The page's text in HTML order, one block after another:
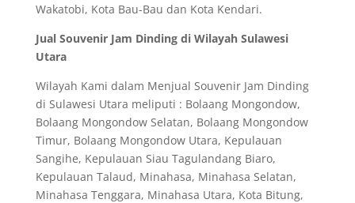
Wakatobi, Kota Bau-Bau dan Kota Kendari.
Jual Souvenir Jam Dinding di Wilayah Sulawesi
Utara
Wilayah Kami dalam Menjual Souvenir Jam Dinding
di Sulawesi Utara meliputi : Bolaang Mongondow,
Bolaang Mongondow Selatan, Bolaang Mongondow
Timur, Bolaang Mongondow Utara, Kepulauan
Sangihe, Kepulauan Siau Tagulandang Biaro,
Kepulauan Talaud, Minahasa, Minahasa Selatan,
Minahasa Tenggara, Minahasa Utara, Kota Bitung,